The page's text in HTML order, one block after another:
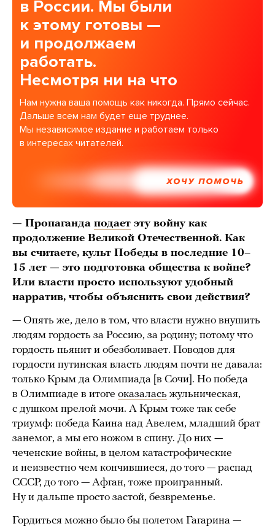
в России. Мы были
к этому готовы —
и продолжаем
работать.
Несмотря ни на что
Нам нужна ваша помощь как никогда. Прямо сейчас.
Дальше всем нам будет еще труднее.
Мы независимое издание и работаем только
в интересах читателей.
ХОЧУ ПОМОЧЬ
— Пропаганда подает эту войну как
продолжение Великой Отечественной. Как
вы считаете, культ Победы в последние 10–
15 лет — это подготовка общества к войне?
Или власти просто используют удобный
нарратив, чтобы объяснить свои действия?
— Опять же, дело в том, что власти нужно внушить
людям гордость за Россию, за родину; потому что
гордость пьянит и обезболивает. Поводов для
гордости путинская власть людям почти не давала:
только Крым да Олимпиада [в Сочи]. Но победа
в Олимпиаде в итоге оказалась жульническая,
с душком прелой мочи. А Крым тоже так себе
триумф: победа Каина над Авелем, младший брат
занемог, а мы его ножом в спину. До них —
чеченские войны, в целом катастрофические
и неизвестно чем кончившиеся, до того — распад
СССР, до того — Афган, тоже проигранный.
Ну и дальше просто застой, безвременье.
Гордиться можно было бы полетом Гагарина —